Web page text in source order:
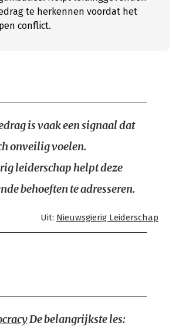
te herkennen voordat het
conflict.
is vaak een signaal dat
onveilig voelen.
leiderschap helpt deze
behoeften te adresseren.
Uit: Nieuwsgierig Leiderschap
De belangrijkste les: